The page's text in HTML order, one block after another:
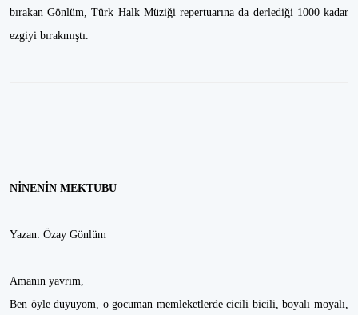
bırakan Gönlüm, Türk Halk Müziği repertuarına da derlediği 1000 kadar
ezgiyi bırakmıştı.
NİNENİN MEKTUBU
Yazan: Özay Gönlüm
Amanın yavrım,
Ben öyle duyuyom, o gocuman memleketlerde cicili bicili, boyalı moyalı,